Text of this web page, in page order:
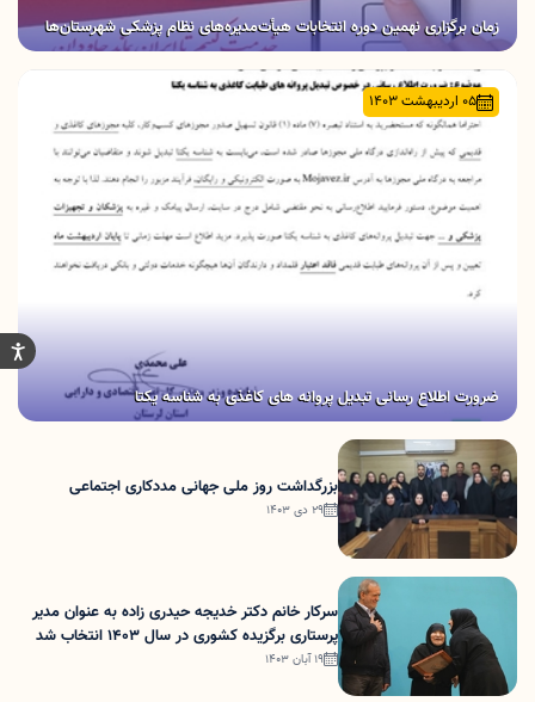
زمان برگزاری نهمین دوره انتخابات هیأت‌مدیره‌های نظام پزشکی شهرستان‌ها
05 اردیبهشت 1403
ضرورت اطلاع رسانی تبدیل پروانه های کاغذی به شناسه یکتا
بزرگداشت روز ملی جهانی مددکاری اجتماعی
29 دی 1403
سرکار خانم دکتر خدیجه حیدری زاده به عنوان مدیر
پرستاری برگزیده کشوری در سال 1403 انتخاب شد
19 آبان 1403